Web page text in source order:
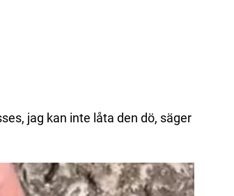
jag kan inte låta den dö, säger